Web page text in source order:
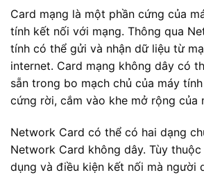
Card mạng là một phần cứng của
tính kết nối với mạng. Thông qua
tính có thể gửi và nhận dữ liệu từ
internet. Card mạng không dây có
sẵn trong bo mạch chủ của máy
cứng rời, cắm vào khe mở rộng của
Network Card có thể có hai dạng
Network Card không dây. Tùy
dụng và điều kiện kết nối mà người